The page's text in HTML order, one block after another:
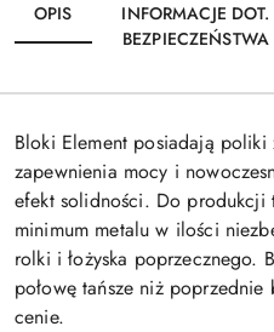
OPIS
INFORMACJE DOT.
BEZPIECZEŃSTWA
Bloki Element posiadają
zapewnienia mocy i
efekt solidności. Do produkcji
minimum metalu w ilości
rolki i łożyska poprzecznego.
połowę tańsze niż
cenie.